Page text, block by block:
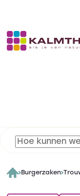
Burgerzaken